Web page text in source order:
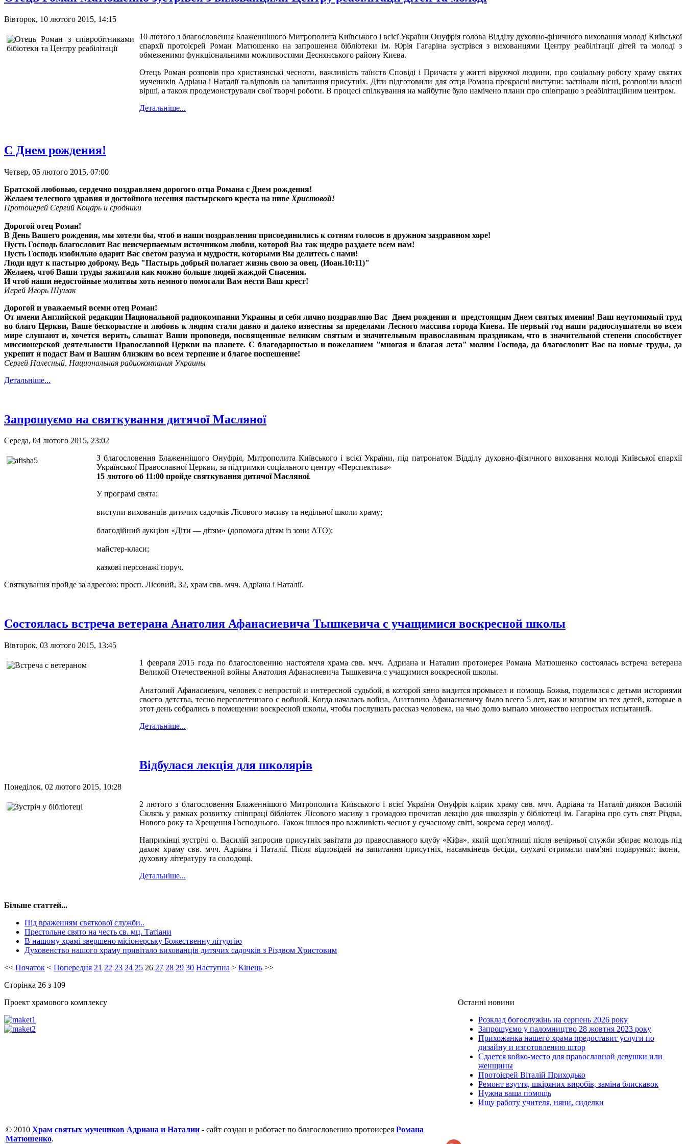
Вівторок, 10 лютого 2015, 14:15
10 лютого з благословення Блаженнішого Митрополита Київського і всієї України Онуфрія голова Відділу духовно-фізичного виховання молоді Київської
єпархії протоієрей Роман Матюшенко на запрошення бібліотеки ім. Юрія Гагаріна зустрівся з вихованцями Центру реабілітації дітей та молоді з
обмеженими функціональними можливостями Деснянського району Києва.
Отець Роман розповів про християнські чесноти, важливість таїнств Сповіді і Причастя у житті віруючої людини, про соціальну роботу храму святих
мучеників Адріана і Наталії та відповів на запитання присутніх. Діти підготовили для отця Романа прекрасні виступи: заспівали пісні, розповіли власні
вірші, а також продемонстрували свої творчі роботи. В процесі спілкування на майбутнє було намічено плани про співпрацю з реабілітаційним центром.
Детальніше...
С Днем рождения!
Четвер, 05 лютого 2015, 07:00
Братской любовью, сердечно поздравляем дорогого отца Романа с Днем рождения!
Желаем телесного здравия и достойного несения пастырского креста на ниве Христовой!
Протоиерей Сергий Коцарь и сродники
Дорогой отец Роман!
В День Вашего рождения, мы хотели бы, чтоб и наши поздравления присоединились к сотням голосов в дружном заздравном хоре!
Пусть Господь благословит Вас неисчерпаемым источником любви, которой Вы так щедро раздаете всем нам!
Пусть Господь изобильно одарит Вас светом разума и мудрости, которыми Вы делитесь с нами!
Люди идут к пастырю доброму. Ведь "Пастырь добрый полагает жизнь свою за овец. (Иоан.10:11)"
Желаем, чтоб Ваши труды зажигали как можно больше людей жаждой Спасения.
И чтоб наши недостойные молитвы хоть немного помогали Вам нести Ваш крест!
Иерей Игорь Шумак
Дорогой и уважаемый всеми отец Роман!
От имени Английской редакции Национальной радиокомпании Украины и себя лично поздравляю Вас Днем рождения и предстоящим Днем святых именин! Ваш неутомимый труд
во благо Церкви, Ваше бескорыстие и любовь к людям стали давно и далеко известны за пределами Лесного массива города Киева. Не первый год наши радиослушатели во всем
мире слушают и, хочется верить, слышат Ваши проповеди, посвященные великим святым и значительным православным праздникам, что в значительной степени способствует
миссионерской деятельности Православной Церкви на планете. С благодарностью и пожеланием "многая и благая лета" молим Господа, да благословит Вас на новые труды, да
укрепит и подаст Вам и Вашим близким во всем терпение и благое поспешение!
Сергей Налесный, Национальная радиокомпания Украины
Детальніше...
Запрошуємо на святкування дитячої Масляної
Середа, 04 лютого 2015, 23:02
З благословення Блаженнішого Онуфрія, Митрополита Київського і всієї України, під патронатом Відділу духовно-фізичного виховання молоді Київської єпархії
Української Православної Церкви, за підтримки соціального центру «Перспектива»
15 лютого об 11:00 пройде святкування дитячої Масляної.
У програмі свята:
виступи вихованців дитячих садочків Лісового масиву та недільної школи храму;
благодійний аукціон «Діти — дітям» (допомога дітям із зони АТО);
майстер-класи;
казкові персонажі поруч.
Святкування пройде за адресою: просп. Лісовий, 32, храм свв. мчч. Адріана і Наталії.
Состоялась встреча ветерана Анатолия Афанасиевича Тышкевича с учащимися воскресной школы
Вівторок, 03 лютого 2015, 13:45
1 февраля 2015 года по благословению настоятеля храма свв. мчч. Адриана и Наталии протоиерея Романа Матюшенко состоялась встреча ветерана
Великой Отечественной войны Анатолия Афанасиевича Тышкевича с учащимися воскресной школы.
Анатолий Афанасиевич, человек с непростой и интересной судьбой, в которой явно видится промысел и помощь Божья, поделился с детьми историями
своего детства, тесно переплетенного с войной. Когда началась война, Анатолию Афанасиевичу было всего 5 лет, как и многим из тех детей, которые в
этот день собрались в помещении воскресной школы, чтобы послушать рассказ человека, на чью долю выпало множество непростых испытаний.
Детальніше...
Відбулася лекція для школярів
Понеділок, 02 лютого 2015, 10:28
2 лютого з благословення Блаженнішого Митрополита Київського і всієї України Онуфрія клірик храму свв. мчч. Адріана та Наталії диякон Василій
Склязь у рамках розвитку співпраці бібліотек Лісового масиву з громадою прочитав лекцію для школярів у бібліотеці ім. Гагаріна про суть свят Різдва,
Нового року та Хрещення Господнього. Також ішлося про важливість чеснот у сучасному світі, зокрема серед молоді.
Наприкінці зустрічі о. Василій запросив присутніх завітати до православного клубу «Кіфа», який щоп'ятниці після вечірньої служби збирає молодь під
дахом храму свв. мчч. Адріана і Наталії. Після відповідей на запитання присутніх, насамкінець бесіди, слухачі отримали пам’яні подарунки: ікони,
духовну літературу та солодощі.
Детальніше...
Більше статтей...
Під враженням святкової служби..
Престольне свято на честь св. мц. Татіани
В нашому храмі звершено місіонерську Божественну літургію
Духовенство нашого храму привітало вихованців дитячих садочків з Різдвом Христовим
<< Початок < Попередня 21 22 23 24 25 26 27 28 29 30 Наступна > Кінець >>
Сторінка 26 з 109
Проект храмового комплексу
Останні новини
Розклад богослужінь на серпень 2026 року
Запрошуємо у паломництво 28 жовтня 2023 року
Прихожанка нашего храма предоставит услуги по
дизайну и изготовлению штор
Сдается койко-место для православной девушки или
женщины
Протоієрей Віталій Приходько
Ремонт взуття, шкіряних виробів, заміна блискавок
Нужна ваша помощь
Ищу работу учителя, няни, сиделки
© 2010 Храм святых мучеников Адриана и Наталии - сайт создан и работает по благословению протоиерея Романа
Матюшенко.